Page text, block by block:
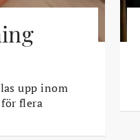
upp inom
flera